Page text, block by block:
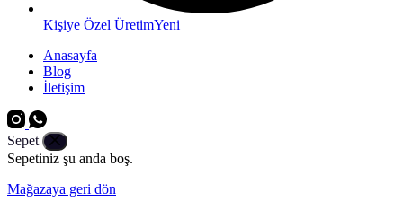
Kişiye Özel ÜretimYeni
Anasayfa
Blog
İletişim
Sepet
Sepetiniz şu anda boş.
Mağazaya geri dön